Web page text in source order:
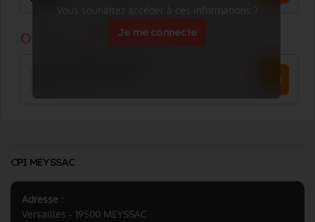
Vous souhaitez accéder à ces informations ?
Je me connecte
CPI MEYSSAC
Adresse :
Versailles - 19500 MEYSSAC